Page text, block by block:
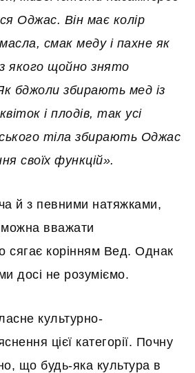
Оджас. Він має колір
смак меду і пахне як
якого щойно знято
бджоли збирають мед із
і плодів, так усі
тіла збирають Оджас
своїх функцій».
й з певними натяжками,
можна вважати
сягає корінням Вед. Однак
досі не розуміємо.
культурно-
цієї категорії. Почну
що будь-яка культура в